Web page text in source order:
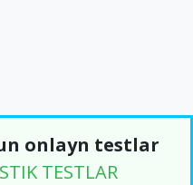
onlayn testlar
TESTLAR